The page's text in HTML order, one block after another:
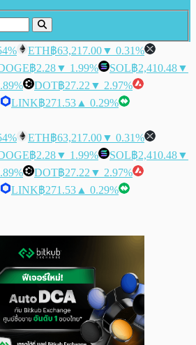
ETH฿63,217.00▼ 0.31%
฿2.28▼ 1.99% SOL฿2,410.48▼
DOT฿27.22 ▼ 2.97%
LINK฿271.53 ▲ 0.29%
ETH฿63,217.00▼ 0.31%
฿2.28▼ 1.99% SOL฿2,410.48▼
DOT฿27.22 ▼ 2.97%
LINK฿271.53 ▲ 0.29%